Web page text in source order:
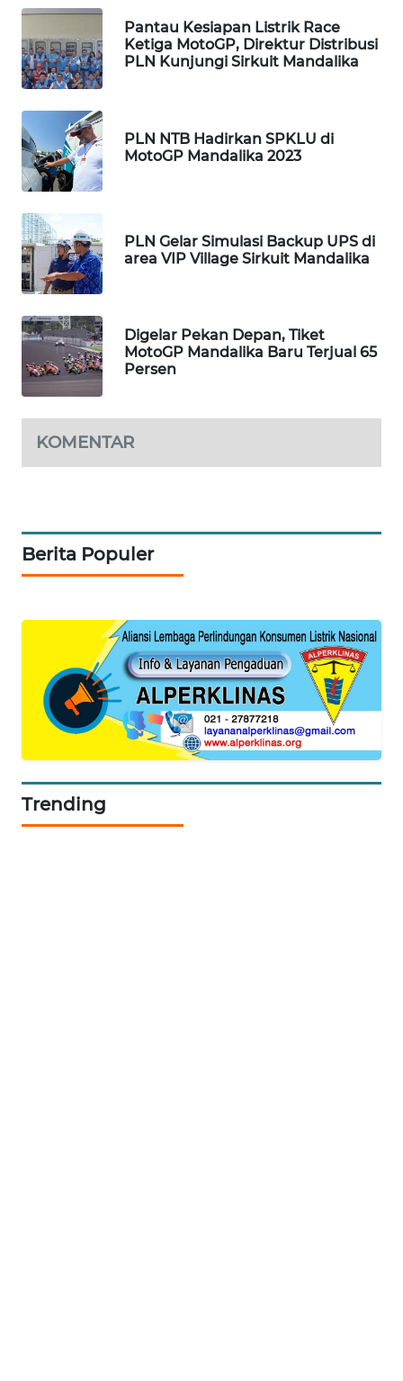
Pantau Kesiapan Listrik Race
Ketiga MotoGP, Direktur Distribusi
PLN Kunjungi Sirkuit Mandalika
PLN NTB Hadirkan SPKLU di
MotoGP Mandalika 2023
PLN Gelar Simulasi Backup UPS di
area VIP Village Sirkuit Mandalika
Digelar Pekan Depan, Tiket
MotoGP Mandalika Baru Terjual 65
Persen
KOMENTAR
Berita Populer
Trending
SELEB
WAHANA
PERSONA
WAHANA
OTOMOTIF
WAHANA
HEALTH
WAHANA
DESA
WISATA
LAPAK
WAHANA
KELISTRIKAN
MAWAKA
NET
PLN
WATCH